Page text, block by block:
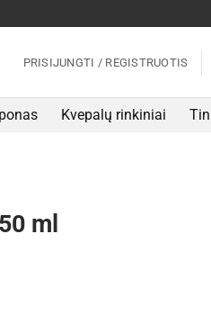
PRISIJUNGTI / REGISTRUOTIS
Kvepalų rinkiniai
ml